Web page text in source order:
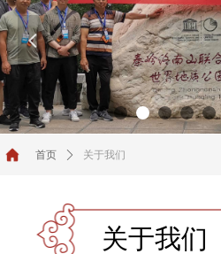
首页 ꄲ 关于我们
关于我们
넳